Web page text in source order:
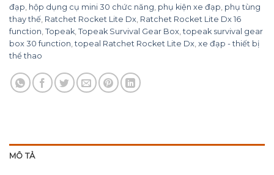
đạp hộp dụng cụ mini 30 chức năng phụ kiện xe đạp phụ tùng
thay thế Ratchet Rocket Lite Dx Ratchet Rocket Lite Dx 16
function Topeak Topeak Survival Gear Box ,topeak survival gear
box 30 function ,topeal Ratchet Rocket Lite Dx xe đạp - thiết bị
thể thao
MÔ TẢ